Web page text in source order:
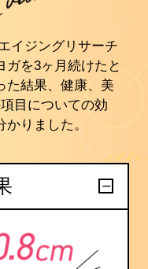
イジングリサーチ
ガを3ヶ月続けたと
た結果、健康、美
目についての効
りました。